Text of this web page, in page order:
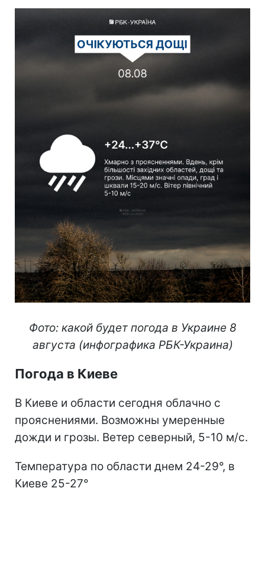
Фото: какой будет погода в Украине 8
августа (инфографика РБК-Украина)
Погода в Киеве
В Киеве и области сегодня облачно с
прояснениями. Возможны умеренные
дожди и грозы. Ветер северный, 5-10 м/с.
Температура по области днем 24-29°, в
Киеве 25-27°